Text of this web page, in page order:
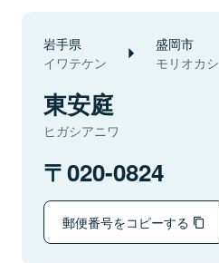
岩手県
イワテケン
盛岡市
モリオカシ
東安庭
ヒガシアニワ
020-0824
郵便番号をコピーする